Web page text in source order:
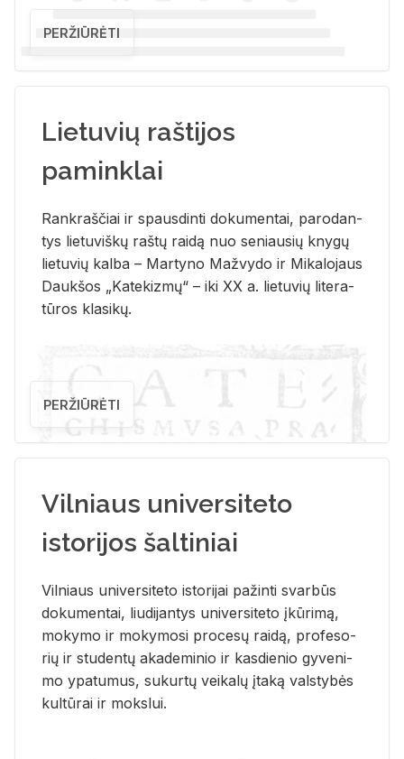
PERŽIŪRĖTI
Lietuvių raštijos
paminklai
Rank­raš­čiai ir spaus­din­ti do­ku­men­tai, pa­ro­dan­
tys lie­tu­viš­kų raš­tų rai­dą nuo se­niau­sių kny­gų
lie­tu­vių kal­ba – Mar­ty­no Ma­žvy­do ir Mi­ka­lo­jaus
Dauk­šos „Ka­te­kiz­mų“ – iki XX a. lie­tu­vių li­te­ra­
tū­ros kla­si­kų.
PERŽIŪRĖTI
Vilniaus universiteto
istorijos šaltiniai
Vil­niaus uni­ver­si­te­to is­to­ri­jai pa­žin­ti svar­būs
do­ku­men­tai, liu­di­jan­tys uni­ver­si­te­to įkū­ri­mą,
mo­ky­mo ir mo­ky­mo­si pro­ce­sų rai­dą, pro­fe­so­
rių ir stu­den­tų aka­de­mi­nio ir kas­die­nio gy­ve­ni­
mo ypa­tu­mus, su­kur­tų vei­ka­lų įta­ką vals­ty­bės
kul­tū­rai ir moks­lui.